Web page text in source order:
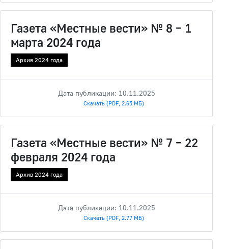
Газета «Местные вести» № 8 – 1
марта 2024 года
Архив 2024 года
Дата публикации: 10.11.2025
Скачать (PDF, 2.65 МБ)
Газета «Местные вести» № 7 – 22
февраля 2024 года
Архив 2024 года
Дата публикации: 10.11.2025
Скачать (PDF, 2.77 МБ)